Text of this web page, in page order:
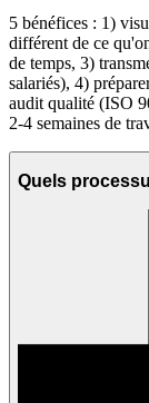
5 bénéfices : 1)
différent de ce
de temps, 3)
salariés), 4)
audit qualité (ISO
2-4 semaines de
Quels